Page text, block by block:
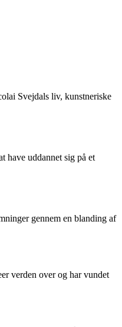
Svejdals liv, kunstneriske
have uddannet sig på et
gennem en blanding af
verden over og har vundet